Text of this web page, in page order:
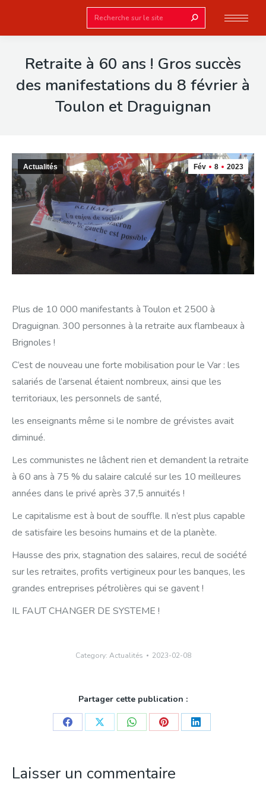
Search:
Retraite à 60 ans ! Gros succès
des manifestations du 8 février à
Toulon et Draguignan
Fév 8 2023
Actualités
Plus de 10 000 manifestants à Toulon et 2500 à
Draguignan. 300 personnes à la retraite aux flambeaux à
Brignoles !
C’est de nouveau une forte mobilisation pour le Var : les
salariés de l’arsenal étaient nombreux, ainsi que les
territoriaux, les personnels de santé,
les enseignants même si le nombre de grévistes avait
diminué.
Les communistes ne lâchent rien et demandent la retraite
à 60 ans à 75 % du salaire calculé sur les 10 meilleures
années dans le privé après 37,5 annuités !
Le capitalisme est à bout de souffle. Il n’est plus capable
de satisfaire les besoins humains et de la planète.
Hausse des prix, stagnation des salaires, recul de société
sur les retraites, profits vertigineux pour les banques, les
grandes entreprises pétrolières qui se gavent !
IL FAUT CHANGER DE SYSTEME !
Category: Actualités 2023-02-08
Partager cette publication :
Share
Share
Share
WhatsApp
Share
Share
Laisser un commentaire